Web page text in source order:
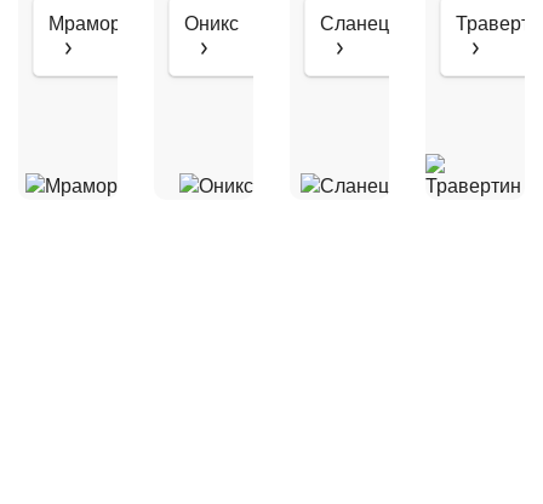
Мрамор Оникс Сланец